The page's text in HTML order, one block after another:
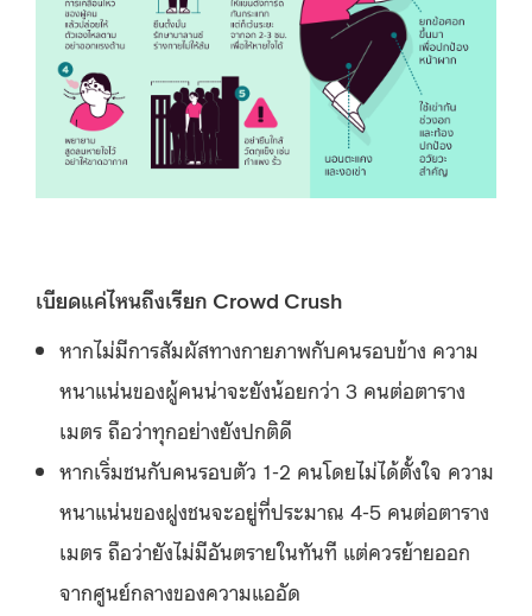
เบียดแค่ไหนถึงเรียก Crowd Crush
หากไม่มีการสัมผัสทางกายภาพกับคนรอบข้าง ความ
หนาแน่นของผู้คนน่าจะยังน้อยกว่า 3 คนต่อตาราง
เมตร ถือว่าทุกอย่างยังปกติดี
หากเริ่มชนกับคนรอบตัว 1-2 คนโดยไม่ได้ตั้งใจ ความ
หนาแน่นของฝูงชนจะอยู่ที่ประมาณ 4-5 คนต่อตาราง
เมตร ถือว่ายังไม่มีอันตรายในทันที แต่ควรย้ายออก
จากศูนย์กลางของความแออัด